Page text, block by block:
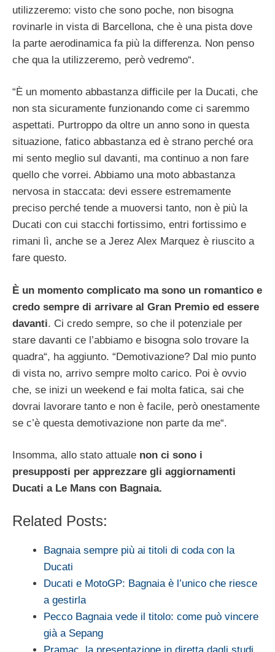
utilizzeremo: visto che sono poche, non bisogna
rovinarle in vista di Barcellona, che è una pista dove
la parte aerodinamica fa più la differenza. Non penso
che qua la utilizzeremo, però vedremo“.
“È un momento abbastanza difficile per la Ducati, che
non sta sicuramente funzionando come ci saremmo
aspettati. Purtroppo da oltre un anno sono in questa
situazione, fatico abbastanza ed è strano perché ora
mi sento meglio sul davanti, ma continuo a non fare
quello che vorrei. Abbiamo una moto abbastanza
nervosa in staccata: devi essere estremamente
preciso perché tende a muoversi tanto, non è più la
Ducati con cui stacchi fortissimo, entri fortissimo e
rimani lì, anche se a Jerez Alex Marquez è riuscito a
fare questo.
È un momento complicato ma sono un romantico e
credo sempre di arrivare al Gran Premio ed essere
davanti. Ci credo sempre, so che il potenziale per
stare davanti ce l’abbiamo e bisogna solo trovare la
quadra“, ha aggiunto. “Demotivazione? Dal mio punto
di vista no, arrivo sempre molto carico. Poi è ovvio
che, se inizi un weekend e fai molta fatica, sai che
dovrai lavorare tanto e non è facile, però onestamente
se c’è questa demotivazione non parte da me“.
Insomma, allo stato attuale non ci sono i
presupposti per apprezzare gli aggiornamenti
Ducati a Le Mans con Bagnaia.
Related Posts:
Bagnaia sempre più ai titoli di coda con la
Ducati
Ducati e MotoGP: Bagnaia è l’unico che riesce
a gestirla
Pecco Bagnaia vede il titolo: come può vincere
già a Sepang
Pramac, la presentazione in diretta dagli studi